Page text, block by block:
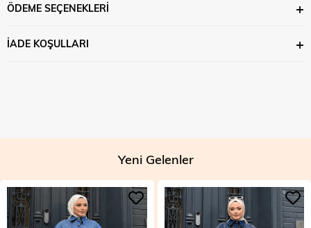
ÖDEME SEÇENEKLERI
İADE KOŞULLARI
Yeni Gelenler